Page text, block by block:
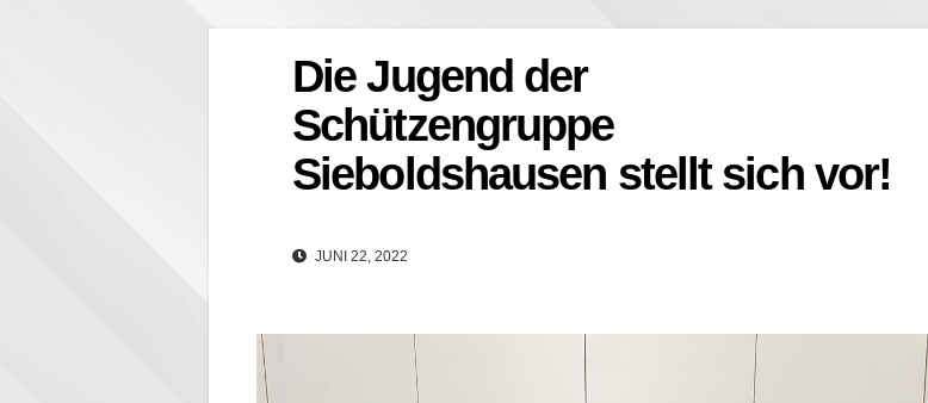
Die Jugend der
Schützengruppe
Sieboldshausen stellt sich vor!
JUNI 22, 2022